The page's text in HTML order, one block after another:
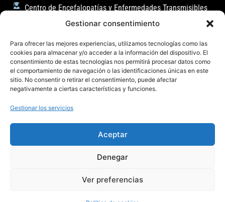
Gestionar consentimiento
Para ofrecer las mejores experiencias, utilizamos tecnologías como las
cookies para almacenar y/o acceder a la información del dispositivo. El
consentimiento de estas tecnologías nos permitirá procesar datos como
el comportamiento de navegación o las identificaciones únicas en este
sitio. No consentir o retirar el consentimiento, puede afectar
negativamente a ciertas características y funciones.
Gestionar los servicios
Aceptar
Denegar
Ver preferencias
Centro de Encefalopatías y Enfermedades Transmisibles
C/ Miguel Servet, 177 50013, Zaragoza (España)
badiola@unizar.es
(34) 876-554162 / 976 76 29 47